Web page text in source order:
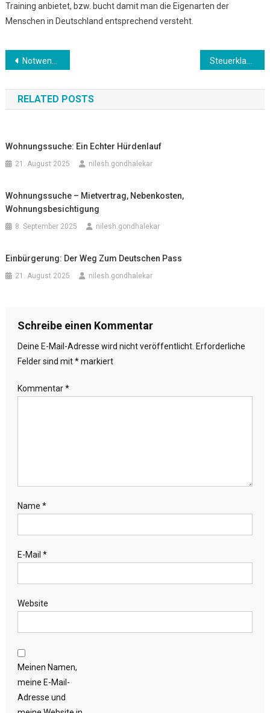
Training anbietet, bzw. bucht damit man die Eigenarten der
Menschen in Deutschland entsprechend versteht.
Beitrags-
Navigation
Notwendigkeit Zuwanderung
RELATED POSTS
Wohnungssuche: Ein Echter Hürdenlauf
21. August 2025 nilesh.gondhalekar
Wohnungssuche – Mietvertrag, Nebenkosten,
Wohnungsbesichtigung
8. September 2025 nilesh.gondhalekar
Einbürgerung: Der Weg Zum Deutschen Pass
21. August 2025 nilesh.gondhalekar
Schreibe einen Kommentar
Deine E-Mail-Adresse wird nicht veröffentlicht. Erforderliche
Felder sind mit*markiert
Kommentar*
Name *
E-Mail *
Website
Meinen Namen,
meine E-Mail-
Adresse und